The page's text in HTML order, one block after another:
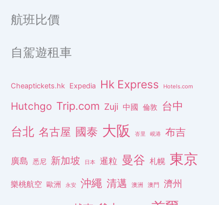
航班比價
自駕遊租車
Cheaptickets.hk Expedia Hk Express Hotels.com
Hutchgo Trip.com Zuji 中國 倫敦 台中
台北 名古屋 國泰 大阪 峇里 峴港 布吉
廣島 悉尼 新加坡 日本 暹粒 曼谷 札幌 東京
樂桃航空 歐洲 永安 沖繩 清邁 澳洲 澳門 濟州